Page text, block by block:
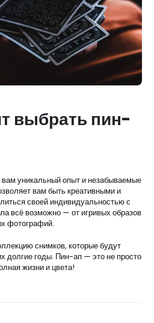
выбрать пин-
уникальный опыт и незабываемые
вам быть креативными и
своей индивидуальностью с
всё возможно — от игривых образов
фотографий.
снимков, которые будут
долгие годы. Пин-ап — это не просто
жизни и цвета!